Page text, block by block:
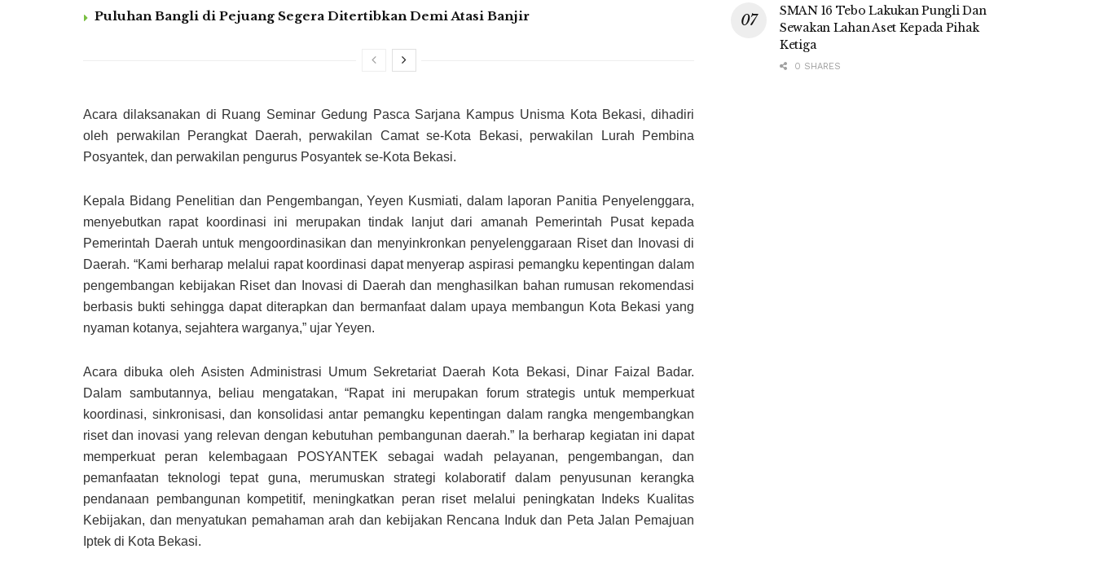
Puluhan Bangli di Pejuang Segera Ditertibkan Demi Atasi Banjir
Acara dilaksanakan di Ruang Seminar Gedung Pasca Sarjana Kampus Unisma Kota Bekasi, dihadiri
oleh perwakilan Perangkat Daerah, perwakilan Camat se-Kota Bekasi, perwakilan Lurah Pembina
Posyantek, dan perwakilan pengurus Posyantek se-Kota Bekasi.
Kepala Bidang Penelitian dan Pengembangan, Yeyen Kusmiati, dalam laporan Panitia Penyelenggara,
menyebutkan rapat koordinasi ini merupakan tindak lanjut dari amanah Pemerintah Pusat kepada
Pemerintah Daerah untuk mengoordinasikan dan menyinkronkan penyelenggaraan Riset dan Inovasi di
Daerah. “Kami berharap melalui rapat koordinasi dapat menyerap aspirasi pemangku kepentingan dalam
pengembangan kebijakan Riset dan Inovasi di Daerah dan menghasilkan bahan rumusan rekomendasi
berbasis bukti sehingga dapat diterapkan dan bermanfaat dalam upaya membangun Kota Bekasi yang
nyaman kotanya, sejahtera warganya,” ujar Yeyen.
Acara dibuka oleh Asisten Administrasi Umum Sekretariat Daerah Kota Bekasi, Dinar Faizal Badar.
Dalam sambutannya, beliau mengatakan, “Rapat ini merupakan forum strategis untuk memperkuat
koordinasi, sinkronisasi, dan konsolidasi antar pemangku kepentingan dalam rangka mengembangkan
riset dan inovasi yang relevan dengan kebutuhan pembangunan daerah.” Ia berharap kegiatan ini dapat
memperkuat peran kelembagaan POSYANTEK sebagai wadah pelayanan, pengembangan, dan
pemanfaatan teknologi tepat guna, merumuskan strategi kolaboratif dalam penyusunan kerangka
pendanaan pembangunan kompetitif, meningkatkan peran riset melalui peningkatan Indeks Kualitas
Kebijakan, dan menyatukan pemahaman arah dan kebijakan Rencana Induk dan Peta Jalan Pemajuan
Iptek di Kota Bekasi.
SMAN 16 Tebo Lakukan Pungli Dan
Sewakan Lahan Aset Kepada Pihak
Ketiga
0 SHARES